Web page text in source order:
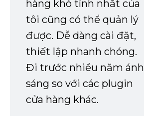
hàng khó tính nhất của
tôi cũng có thể quản lý
được. Dễ dàng cài đặt,
thiết lập nhanh chóng.
Đi trước nhiều năm ánh
sáng so với các plugin
cửa hàng khác.